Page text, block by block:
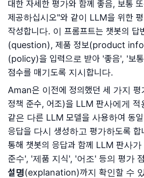
대한 자세한 평가와 함께 좋음, 보통
제공하십시오"와 같이 LLM을 위한
작성합니다. 이 프롬프트는 챗봇의
(question), 제품 정보(product
(policy)을 입력으로 받아 '좋음', '보
점수를 매기도록 지시합니다.
Aman은 이전에 정의했던 세 가지
정책 준수, 어조)을 LLM 판사에게 적
같은 다른 LLM 모델을 사용하여 동
응답을 다시 생성하고 평가하도록 합
통해 챗봇의 응답과 함께 LLM 판사
준수', '제품 지식', '어조' 등의 평가
설명(explanation)까지 확인할 수